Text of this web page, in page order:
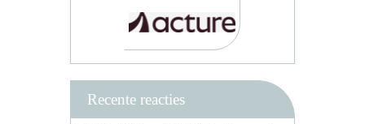
Recente reacties